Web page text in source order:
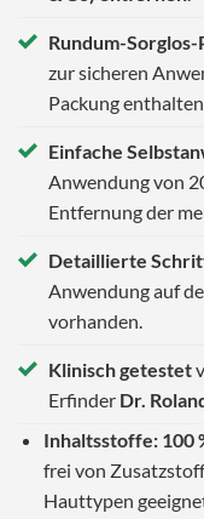
Rundum-Sorglos-
zur sicheren
Packung
Einfache
Anwendung von
Entfernung der
Detaillierte
Anwendung auf
vorhanden.
Klinisch getestet
Erfinder Dr.
Inhaltsstoffe: 100
frei von
Hauttypen